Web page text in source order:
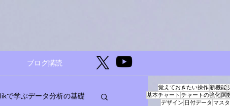
ブログ購読
で学ぶデータ分析の基礎
覚えておきたい操作 新機能
基本チャート チャートの強化 関
デザイン 日付データ マス